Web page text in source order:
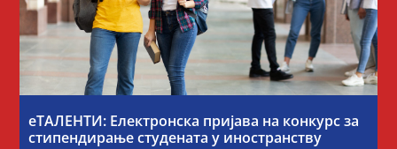
еТАЛЕНТИ: Електронска пријава на конкурс за
стипендирање студената у иностранству